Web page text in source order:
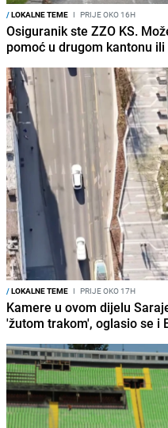
/LOKALNE TEME I PRIJE OKO 16H
Osiguranik ste ZZO KS.
pomoć u drugom kantonu
/LOKALNE TEME I PRIJE OKO 17H
Kamere u ovom dijelu
'žutom trakom', oglasio se i